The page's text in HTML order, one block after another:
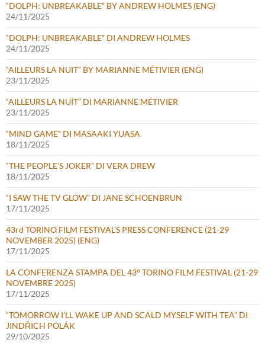
“DOLPH: UNBREAKABLE” BY ANDREW HOLMES (ENG)
24/11/2025
“DOLPH: UNBREAKABLE” DI ANDREW HOLMES
24/11/2025
“AILLEURS LA NUIT” BY MARIANNE MÉTIVIER (ENG)
23/11/2025
“AILLEURS LA NUIT” DI MARIANNE MÉTIVIER
23/11/2025
“MIND GAME” DI MASAAKI YUASA
18/11/2025
“THE PEOPLE’S JOKER” DI VERA DREW
18/11/2025
“I SAW THE TV GLOW” DI JANE SCHOENBRUN
17/11/2025
43rd TORINO FILM FESTIVAL’S PRESS CONFERENCE (21-29
NOVEMBER 2025) (ENG)
17/11/2025
LA CONFERENZA STAMPA DEL 43° TORINO FILM FESTIVAL (21-29
NOVEMBRE 2025)
17/11/2025
“TOMORROW I’LL WAKE UP AND SCALD MYSELF WITH TEA” DI
JINDŘICH POLÁK
29/10/2025